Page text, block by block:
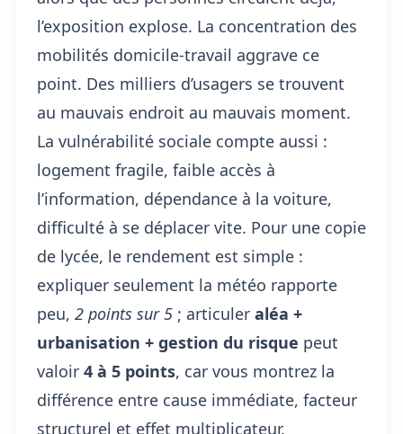
l’exposition explose. La concentration des
mobilités domicile-travail aggrave ce
point. Des milliers d’usagers se trouvent
au mauvais endroit au mauvais moment.
La vulnérabilité sociale compte aussi :
logement fragile, faible accès à
l’information, dépendance à la voiture,
difficulté à se déplacer vite. Pour une copie
de lycée, le rendement est simple :
expliquer seulement la météo rapporte
peu, 2 points sur 5 ; articuler aléa +
urbanisation + gestion du risque peut
valoir 4 à 5 points, car vous montrez la
différence entre cause immédiate, facteur
structurel et effet multiplicateur.